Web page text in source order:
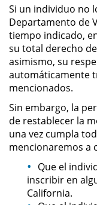
Si un individuo no
Departamento de
tiempo indicado,
su total derecho
asimismo, su
automáticamente
mencionados.
Sin embargo, la
de restablecer la
una vez cumpla
mencionaremos a
Que el
inscribir en
California.